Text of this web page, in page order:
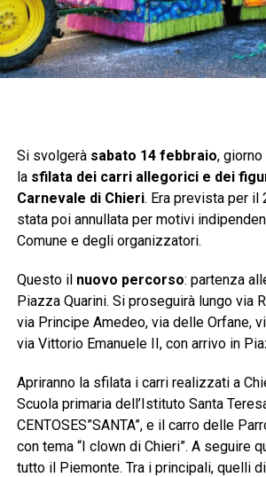
Si svolgerà sabato 14 febbraio, giorno
la sfilata dei carri allegorici e dei
Carnevale di Chieri. Era prevista per il
stata poi annullata per motivi
Comune e degli organizzatori.
Questo il nuovo percorso: partenza
Piazza Quarini. Si proseguirà lungo via
via Principe Amedeo, via delle Orfane,
via Vittorio Emanuele II, con arrivo in
Apriranno la sfilata i carri realizzati a
Scuola primaria dell’Istituto Santa
CENTOSES”SANTA”, e il carro delle
con tema “I clown di Chieri”. A seguire
tutto il Piemonte. Tra i principali, quelli